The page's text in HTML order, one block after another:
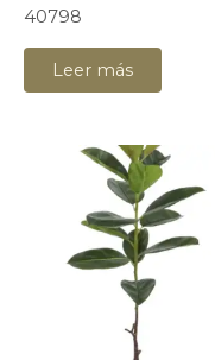
40798
Leer más